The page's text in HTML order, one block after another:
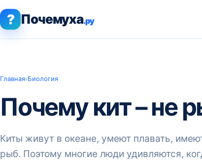
? Почемуха.ру
Главная›Биология
Почему кит – не
Киты живут в океане, умеют плавать,
рыб. Поэтому многие люди удивляются,